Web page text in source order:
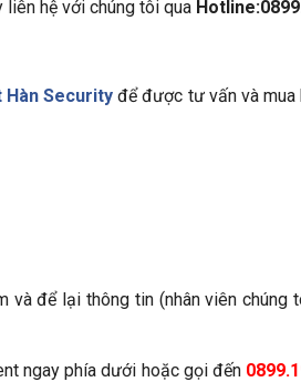
liên hệ với chúng tôi qua
Hàn Security để được tư vấn và mua
để lại thông tin (nhân viên
ngay phía dưới hoặc gọi đến